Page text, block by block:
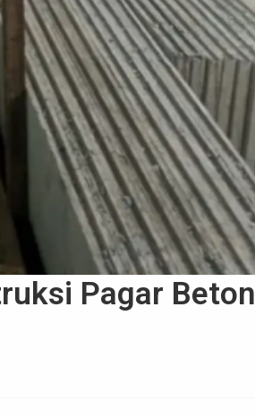
Pagar Beton